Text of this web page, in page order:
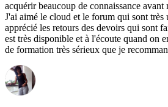
acquérir beaucoup de connaissance avant
J'ai aimé le cloud et le forum qui sont très
apprécié les retours des devoirs qui sont
est très disponible et à l'écoute quand on
de formation très sérieux que je